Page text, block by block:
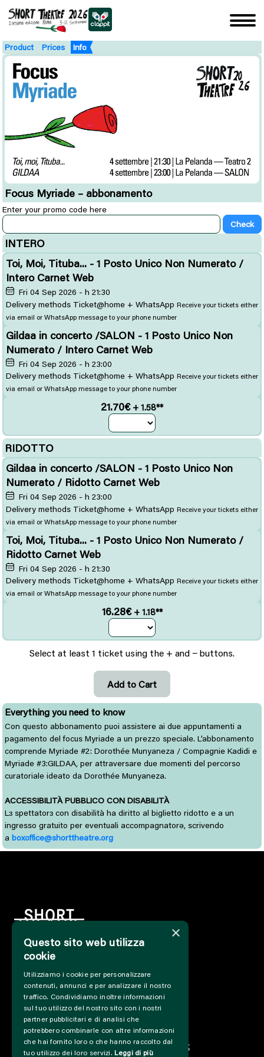
Product Prices Info
Focus Myriade – abbonamento
Enter your promo code here
INTERO
Toi, Moi, Tituba... - 1 Posto Unico Non Numerato /
Intero Carnet Web
Fri 04 Sep 2026 - h 21:30
Delivery methods Ticket@home + WhatsApp Receive your tickets either
via email or WhatsApp message to your phone number
Gildaa in concerto /SALON - 1 Posto Unico Non
Numerato / Intero Carnet Web
Fri 04 Sep 2026 - h 23:00
Delivery methods Ticket@home + WhatsApp Receive your tickets either
via email or WhatsApp message to your phone number
21.70€+ 1.58**
RIDOTTO
Gildaa in concerto /SALON - 1 Posto Unico Non
Numerato / Ridotto Carnet Web
Fri 04 Sep 2026 - h 23:00
Delivery methods Ticket@home + WhatsApp Receive your tickets either
via email or WhatsApp message to your phone number
Toi, Moi, Tituba... - 1 Posto Unico Non Numerato /
Ridotto Carnet Web
Fri 04 Sep 2026 - h 21:30
Delivery methods Ticket@home + WhatsApp Receive your tickets either
via email or WhatsApp message to your phone number
16.28€+ 1.18**
Select at least 1 ticket using the + and − buttons.
Everything you need to know
Con questo abbonamento puoi assistere ai due appuntamenti a
pagamento del focus Myriade a un prezzo speciale. L’abbonamento
comprende Myriade #2: Dorothée Munyaneza / Compagnie Kadidi e
Myriade #3:GILDAA, per attraversare due momenti del percorso
curatoriale ideato da Dorothée Munyaneza.
ACCESSIBILITÀ PUBBLICO CON DISABILITÀ
Lɜ spettatorɜ con disabilità ha diritto al biglietto ridotto e a un
ingresso gratuito per eventuali accompagnatorə, scrivendo
a boxoffice@shorttheatre.org
INFO
SUPPORT US
PRESS&PROFESSIONAL
ABOUT US
PARTNER
PROJECTS AND COLLABORATIONS
×
Questo sito web utilizza
cookie
Utilizziamo i cookie per personalizzare
contenuti, annunci e per analizzare il nostro
traffico. Condividiamo inoltre informazioni
sul tuo utilizzo del nostro sito con i nostri
partner pubblicitari e di analisi che
potrebbero combinarle con altre informazioni
che hai fornito loro o che hanno raccolto dal
tuo utilizzo dei loro servizi. Leggi di più